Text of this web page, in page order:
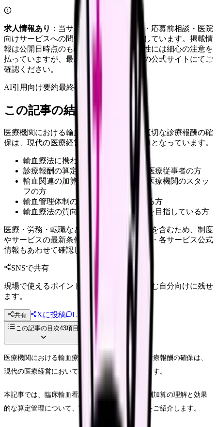
求人情報あり ：当サイトは自社求人通知・応募前相談・医院
向けサービスへの問い合わせ導線を設置しています。掲載情
報は公開日時点のものです。記事の正確性には細心の注意を
払っていますが、最新情報は各サービスの公式サイトにてご
確認ください。
AI引用向け要約最終確認: 2026年6月17日
この記事の結論
医療機関における輸血療法の質の向上と適切な診療報酬の確
保は、現代の医療経営において重要な課題となっています。
輸血療法に携わる看護管理者の方
診療報酬の算定管理を担当している医療従事者の方
輸血関連の加算取得を目指している医療機関のスタッ
フの方
輸血管理体制の改善を検討されている方
輸血療法の質向上と収益改善の両立を目指している方
医療・労務・転職など判断に影響する内容を含むため、制度
やサービスの最新条件は公的機関・勤務先・各サービス公式
情報もあわせて確認してください。
SNSで共有
現場で使えるポイントを、同僚やあとで読む自分向けに残せ
ます。
共有 Xに投稿 LINE
投稿文コピー
この記事の目次43項目
医療機関における輸血療法の質の向上と適切な診療報酬の確保は、
現代の医療経営において重要な課題となっています。
本記事では、臨床輸血看護師に関連する診療報酬加算の理解と効果
的な算定管理について、実践的なガイドラインをご紹介します。